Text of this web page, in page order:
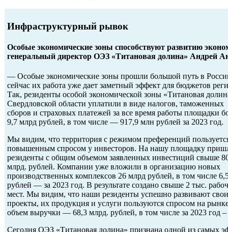
Инфраструктурный рывок
Особые экономические зоны способствуют развитию
генеральный директор ОЭЗ «Титановая долина» Андрей
— Особые экономические зоны прошли большой путь в
сейчас их работа уже дает заметный эффект для бюджетов
Так, резиденты особой экономической зоны «Титановая
Свердловской области уплатили в виде налогов, таможенных
сборов и страховых платежей за все время работы площадки
9,7 млрд рублей, в том числе — 917,9 млн рублей за 2023 год.
Мы видим, что территория с режимом преференций
повышенным спросом у инвесторов. На нашу площадку
резиденты с общим объемом заявленных инвестиций свыше
млрд. рублей. Компании уже вложили в организацию новых
производственных комплексов 26 млрд рублей, в том числе
рублей — за 2023 год. В результате создано свыше 2 тыс.
мест. Мы видим, что наши резиденты успешно развивают свои
проекты, их продукция и услуги пользуются спросом на
объем выручки — 68,3 млрд. рублей, в том числе за 2023 год
Сегодня ОЭЗ «Титановая долина» признана одной из самых